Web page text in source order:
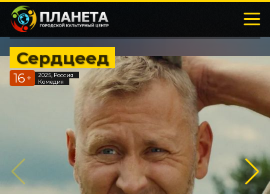
Сердцеед
16 +
2025, Россия
Комедия